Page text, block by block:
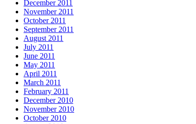
December 2011
November 2011
October 2011
September 2011
August 2011
July 2011
June 2011
May 2011
April 2011
March 2011
February 2011
December 2010
November 2010
October 2010